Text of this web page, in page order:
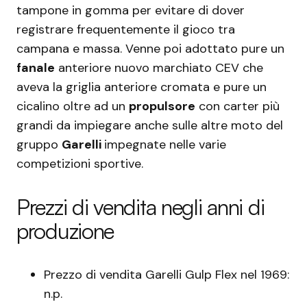
tampone in gomma per evitare di dover
registrare frequentemente il gioco tra
campana e massa. Venne poi adottato pure un
fanale anteriore nuovo marchiato CEV che
aveva la griglia anteriore cromata e pure un
cicalino oltre ad un propulsore con carter più
grandi da impiegare anche sulle altre moto del
gruppo Garelli impegnate nelle varie
competizioni sportive.
Prezzi di vendita negli anni di
produzione
Prezzo di vendita Garelli Gulp Flex nel 1969:
n.p.